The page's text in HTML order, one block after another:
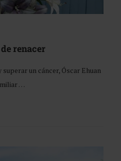
renacer
un cáncer, Óscar Ehuan
…